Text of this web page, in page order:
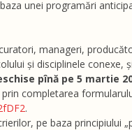
unei programări
manageri,
și disciplinele conexe,
pînă pe 5 martie
prin completarea
.
pe baza principiului